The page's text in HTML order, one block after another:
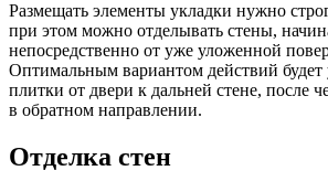
Размещать элементы укладки нужно
при этом можно отделывать стены,
непосредственно от уже уложенной
Оптимальным вариантом действий будет
плитки от двери к дальней стене, после
в обратном направлении.
Отделка стен